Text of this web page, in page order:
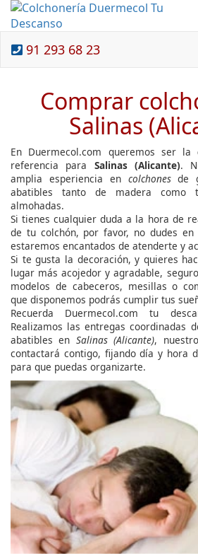
91 293 68 23
Comprar
Salinas
En Duermecol.com queremos ser la
referencia para Salinas (Alicante).
amplia esperiencia en colchonesde
abatibles tanto de madera como
almohadas.
Si tienes cualquier duda a la hora de
de tu colchón, por favor, no dudes en
estaremos encantados de atenderte y
Si te gusta la decoración, y quieres
lugar más acojedor y agradable,
modelos de cabeceros, mesillas o
que disponemos podrás cumplir tus
Recuerda Duermecol.com tu
Realizamos las entregas coordinadas
abatibles en Salinas (Alicante),
contactará contigo, fijando día y hora
para que puedas organizarte.